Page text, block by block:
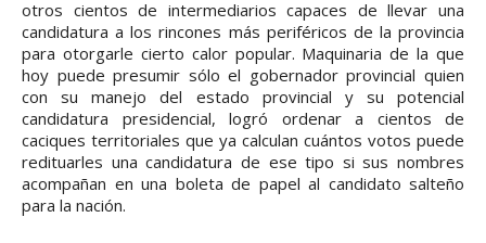
otros cientos de intermediarios capaces de llevar una
candidatura a los rincones más periféricos de la provincia
para otorgarle cierto calor popular. Maquinaria de la que
hoy puede presumir sólo el gobernador provincial quien
con su manejo del estado provincial y su potencial
candidatura presidencial, logró ordenar a cientos de
caciques territoriales que ya calculan cuántos votos puede
redituarles una candidatura de ese tipo si sus nombres
acompañan en una boleta de papel al candidato salteño
para la nación.